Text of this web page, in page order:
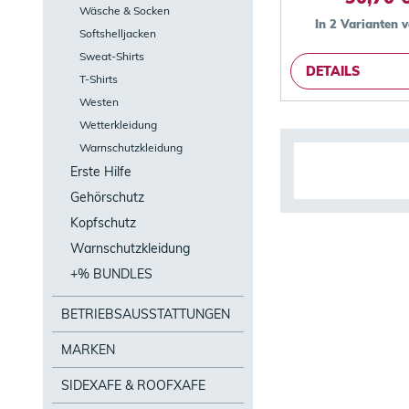
Wäsche & Socken
Softshelljacken
Sweat-Shirts
T-Shirts
Westen
Wetterkleidung
Warnschutzkleidung
Erste Hilfe
Gehörschutz
Kopfschutz
Warnschutzkleidung
+% BUNDLES
BETRIEBSAUSSTATTUNGEN
MARKEN
SIDEXAFE & ROOFXAFE
In 2 Varianten
DETAILS